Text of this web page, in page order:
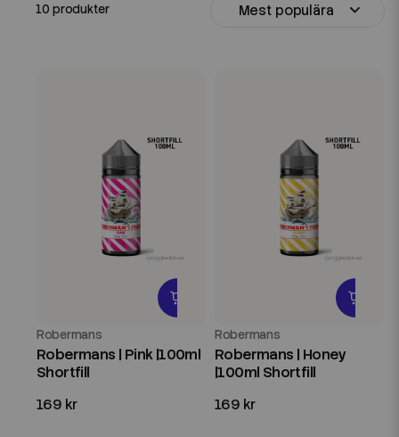
10 produkter Mest populära
Robermans
Robermans | Pink |100ml
Shortfill
169 kr
Robermans
Robermans | Honey
|100ml Shortfill
169 kr